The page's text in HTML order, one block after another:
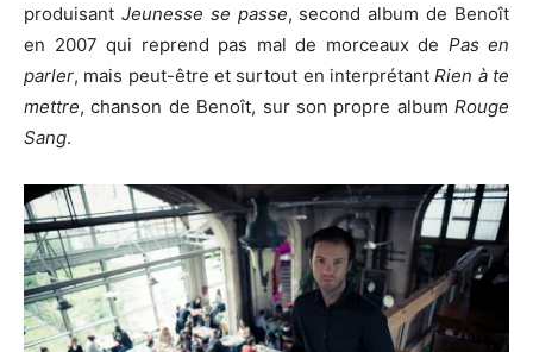
produisant Jeunesse se passe, second album de Benoît
en 2007 qui reprend pas mal de morceaux de Pas en
parler, mais peut-être et surtout en interprétantRien à te
mettre, chanson de Benoît, sur son propre album Rouge
Sang.